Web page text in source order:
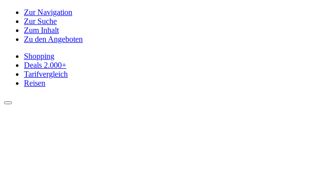
Zur Navigation
Zur Suche
Zum Inhalt
Zu den Angeboten
Shopping
Deals 2.000+
Tarifvergleich
Reisen